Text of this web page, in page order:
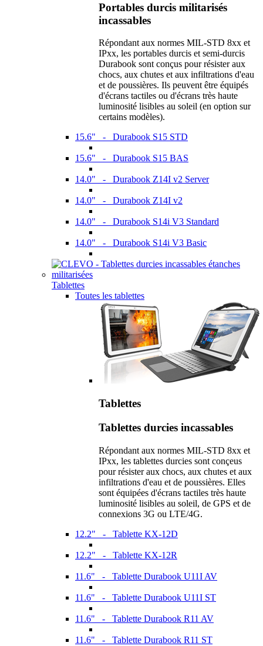
Portables durcis militarisés
incassables
Répondant aux normes MIL-STD 8xx et
IPxx, les portables durcis et semi-durcis
Durabook sont conçus pour résister aux
chocs, aux chutes et aux infiltrations d'eau
et de poussières. Ils peuvent être équipés
d'écrans tactiles ou d'écrans très haute
luminosité lisibles au soleil (en option sur
certains modèles).
15.6" - Durabook S15 STD
15.6" - Durabook S15 BAS
14.0" - Durabook Z14I v2 Server
14.0" - Durabook Z14I v2
14.0" - Durabook S14i V3 Standard
14.0" - Durabook S14i V3 Basic
Tablettes
Toutes les tablettes
Tablettes
Tablettes durcies incassables
Répondant aux normes MIL-STD 8xx et
IPxx, les tablettes durcies sont conçeus
pour résister aux chocs, aux chutes et aux
infiltrations d'eau et de poussières. Elles
sont équipées d'écrans tactiles très haute
luminosité lisibles au soleil, de GPS et de
connexions 3G ou LTE/4G.
12.2" - Tablette KX-12D
12.2" - Tablette KX-12R
11.6" - Tablette Durabook U11I AV
11.6" - Tablette Durabook U11I ST
11.6" - Tablette Durabook R11 AV
11.6" - Tablette Durabook R11 ST